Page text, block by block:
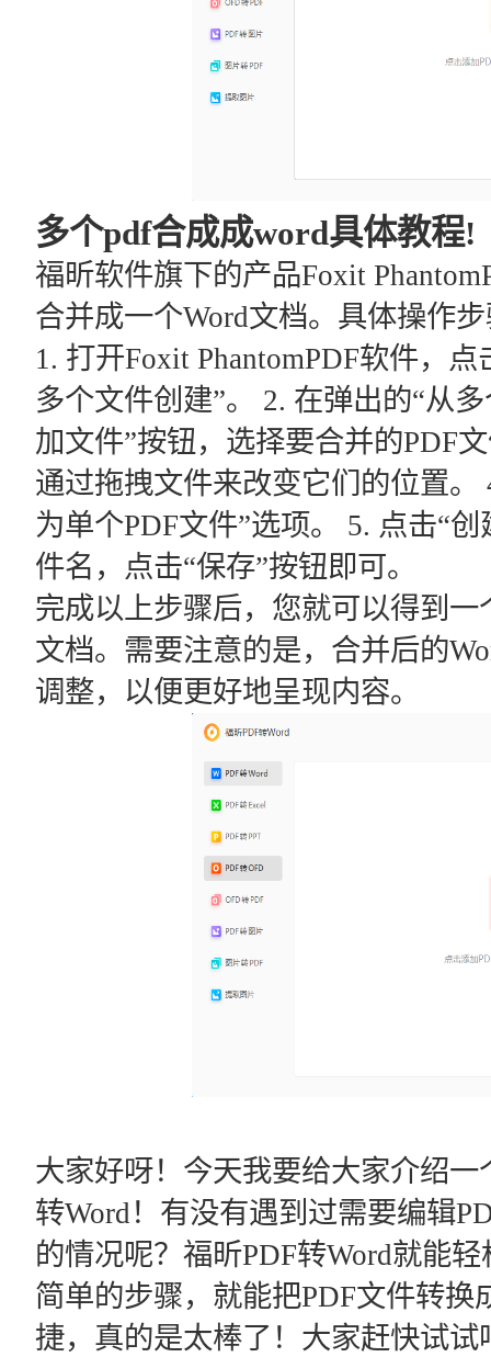
多个pdf合成成word具体教程!
福昕软件旗下的产品Foxit
合并成一个Word文档。具体操作
1. 打开Foxit PhantomPDF软件，
多个文件创建”。 2. 在弹出的“从
加文件”按钮，选择要合并的PDF
通过拖拽文件来改变它们的位置。
为单个PDF文件”选项。 5. 点击“
件名，点击“保存”按钮即可。
完成以上步骤后，您就可以得到一
文档。需要注意的是，合并后的
调整，以便更好地呈现内容。
大家好呀！今天我要给大家介绍
转Word！有没有遇到过需要编辑
的情况呢？福昕PDF转Word就能
简单的步骤，就能把PDF文件转换
捷，真的是太棒了！大家赶快试试